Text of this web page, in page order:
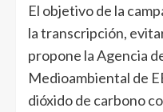
El objetivo de la
la transcripción,
propone la Agencia
Medioambiental de
dióxido de carbono